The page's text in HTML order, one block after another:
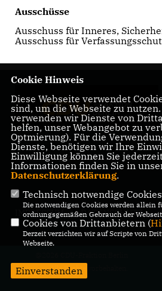
Ausschüsse
Ausschuss für Inneres,
Ausschuss für
Berliner Abgeordnetenhaus.
IMPRESSUM DATENSCHUTZ
Alle Rechte vorbehalten.
Cookie Hinweis
Diese Webseite verwendet
sind, um die Webseite zu
verwenden wir Dienste von
helfen, unser Webangebot zu
Optmierung). Für die
Dienste, benötigen wir Ihre
Einwilligung können Sie
Informationen finden Sie in
Datenschutzerklärung.
Technisch notwendige
Die notwendigen Cookies werden allein
ordnungsgemäßen Gebrauch der
Cookies von Drittanbietern (
Derzeit verzichten wir auf Scripte von
Webseite.
Einverstanden